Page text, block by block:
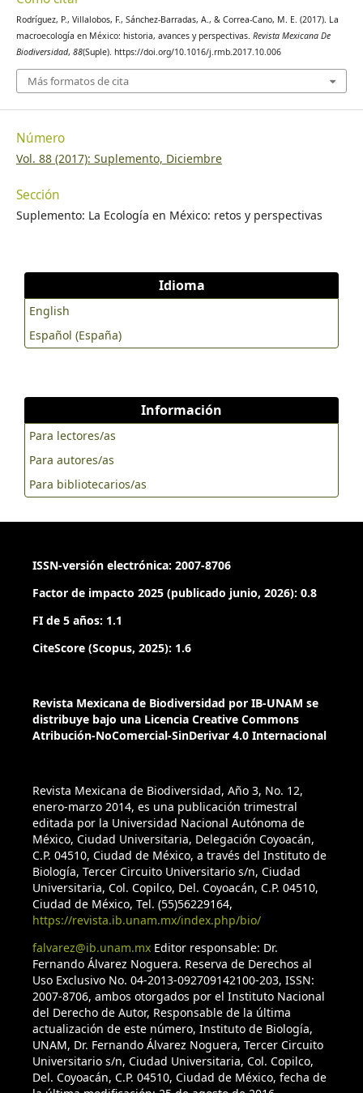
Rodríguez, P., Villalobos, F., Sánchez-Barradas, A., & Correa-Cano, M. E. (2017). La
macroecología en México: historia, avances y perspectivas. Revista Mexicana De
Biodiversidad, 88(Suple). https://doi.org/10.1016/j.rmb.2017.10.006
Más formatos de cita
Número
Vol. 88 (2017): Suplemento, Diciembre
Sección
Suplemento: La Ecología en México: retos y perspectivas
Idioma
English
Español (España)
Información
Para lectores/as
Para autores/as
Para bibliotecarios/as
ISSN-versión electrónica: 2007-8706
Factor de impacto 2025 (publicado junio, 2026): 0.8
FI de 5 años: 1.1
CiteScore (Scopus, 2025): 1.6
Revista Mexicana de Biodiversidad por IB-UNAM se
distribuye bajo una Licencia Creative Commons
Atribución-NoComercial-SinDerivar 4.0 Internacional
Revista Mexicana de Biodiversidad, Año 3, No. 12,
enero-marzo 2014, es una publicación trimestral
editada por la Universidad Nacional Autónoma de
México, Ciudad Universitaria, Delegación Coyoacán,
C.P. 04510, Ciudad de México, a través del Instituto de
Biología, Tercer Circuito Universitario s/n, Ciudad
Universitaria, Col. Copilco, Del. Coyoacán, C.P. 04510,
Ciudad de México, Tel. (55)56229164,
https://revista.ib.unam.mx/index.php/bio/
falvarez@ib.unam.mxEditor responsable: Dr.
Fernando Álvarez Noguera. Reserva de Derechos al
Uso Exclusivo No. 04-2013-092709142100-203, ISSN:
2007-8706, ambos otorgados por el Instituto Nacional
del Derecho de Autor, Responsable de la última
actualización de este número, Instituto de Biología,
UNAM, Dr. Fernando Álvarez Noguera, Tercer Circuito
Universitario s/n, Ciudad Universitaria, Col. Copilco,
Del. Coyoacán, C.P. 04510, Ciudad de México, fecha de